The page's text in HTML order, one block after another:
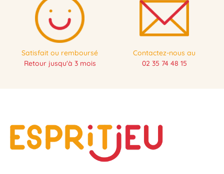
Satisfait ou remboursé
Retour jusqu'à 3 mois
Contactez-nous au
02 35 74 48 15